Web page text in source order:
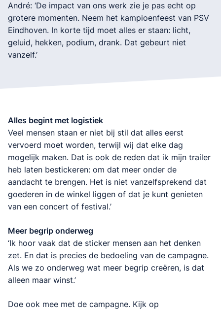
André: ‘De impact van ons werk zie je pas echt op
grotere momenten. Neem het kampioenfeest van PSV
Eindhoven. In korte tijd moet alles er staan: licht,
geluid, hekken, podium, drank. Dat gebeurt niet
vanzelf.’
Alles begint met logistiek
Veel mensen staan er niet bij stil dat alles eerst
vervoerd moet worden, terwijl wij dat elke dag
mogelijk maken. Dat is ook de reden dat ik mijn trailer
heb laten bestickeren: om dat meer onder de
aandacht te brengen. Het is niet vanzelfsprekend dat
goederen in de winkel liggen of dat je kunt genieten
van een concert of festival.’
Meer begrip onderweg
‘Ik hoor vaak dat de sticker mensen aan het denken
zet. En dat is precies de bedoeling van de campagne.
Als we zo onderweg wat meer begrip creëren, is dat
alleen maar winst.’
Doe ook mee met de campagne. Kijk op